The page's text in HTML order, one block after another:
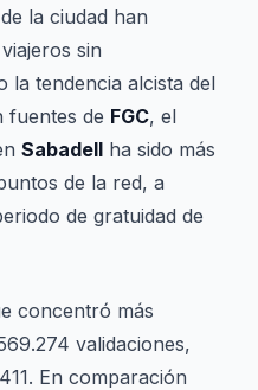
la ciudad han
sin
la tendencia alcista del
fuentes de FGC, el
Sabadell ha sido más
de la red, a
de gratuidad de
concentró más
validaciones,
En comparación